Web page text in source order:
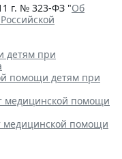
г. № 323-ФЗ "Об
детям при
помощи детям при
медицинской помощи
медицинской помощи